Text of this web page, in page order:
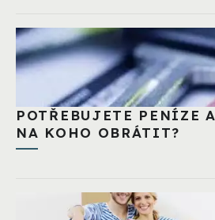
POTŘEBUJETE PENÍZE
NA KOHO OBRÁTIT?